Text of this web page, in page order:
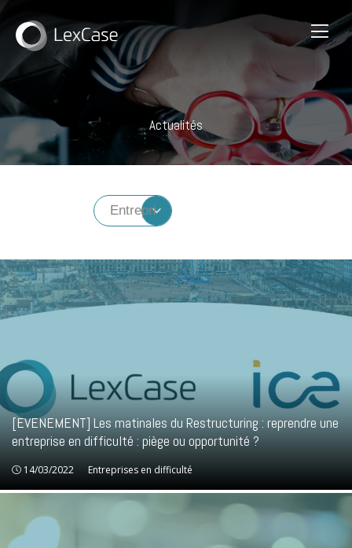
Actualités
[EVENEMENT] Les matinales du Restructuring : reprendre une
entreprise en difficulté : piège ou opportunité ?
14/03/2022 Entreprises en difficulté
Entreprises en difficulté